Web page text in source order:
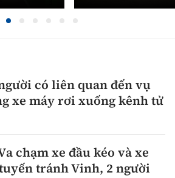
có liên quan đến vụ
xe máy rơi xuống kênh tử
chạm xe đầu kéo và xe
tránh Vinh, 2 người